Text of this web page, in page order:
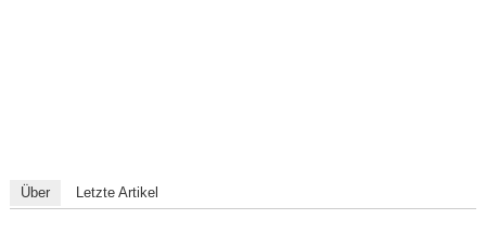
Über Letzte Artikel